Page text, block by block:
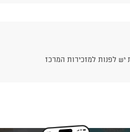
יש לפנות למזכירות המרכז